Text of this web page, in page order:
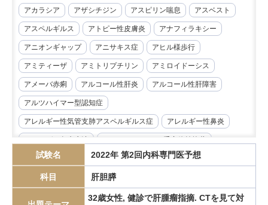
アカラシア アザシチジン アスピリン喘息 アスベスト
アスペルギルス アトピー性皮膚炎 アナフィラキシー
アニオンギャップ アニサキス症 アヒル様歩行
アミティーザ アミトリプチリン アミロイドーシス
アメーバ赤痢 アルコール性肝炎 アルコール性肝障害
アルツハイマー型認知症
アレルギー性気管支肺アスペルギルス症 アレルギー性鼻炎
イマチニブ インスリノーマ インピーダンス試験
インフリキシマブ エクリズマブ
エリスロポエチン エルシニア腸炎
試験名 2022年 第2回内科専門医予想
科目 肝胆膵
32歳女性, 健診で肝腫瘤指摘. CTを見て対